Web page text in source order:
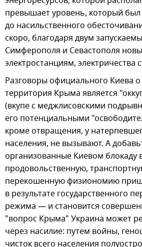
превышает уровень, который был
до насильственного
скоро, благодаря двум
Симферополя и Севастополя
электростанциям, электричества
Разговоры официального Киева
территория Крыма является
(вкупе с меджлисовскими
его потенциальными
кроме отвращения, у
населения, не вызывают. А
организованные Киевом блокаду
продовольственную,
перекошенную физиономию
в результате государственного
режима — и становится
"вопрос Крыма" Украина может
через насилие: путем войны,
чисток всего населения